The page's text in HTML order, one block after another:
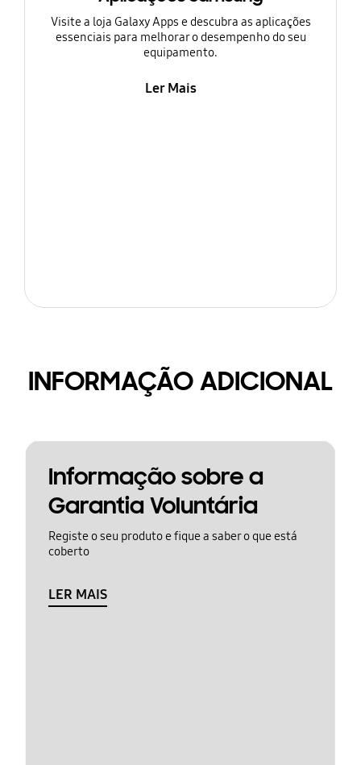
Visite a loja Galaxy Apps e descubra as aplicações
essenciais para melhorar o desempenho do seu
equipamento.
Ler Mais
INFORMAÇÃO ADICIONAL
Informação sobre a
Garantia Voluntária
Registe o seu produto e fique a saber o que está
coberto
LER MAIS